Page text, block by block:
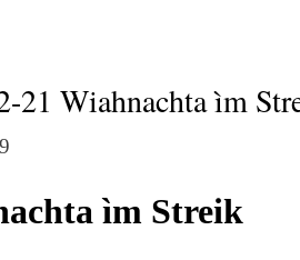
21 Wiahnachta ìm
ìm Streik